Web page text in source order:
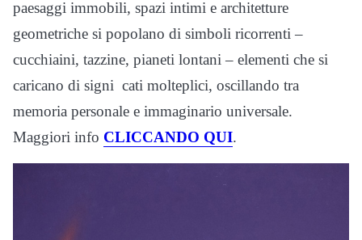
paesaggi immobili, spazi intimi e architetture
geometriche si popolano di simboli ricorrenti –
cucchiaini, tazzine, pianeti lontani – elementi che si
caricano di signi cati molteplici, oscillando tra
memoria personale e immaginario universale.
Maggiori info CLICCANDO QUI.